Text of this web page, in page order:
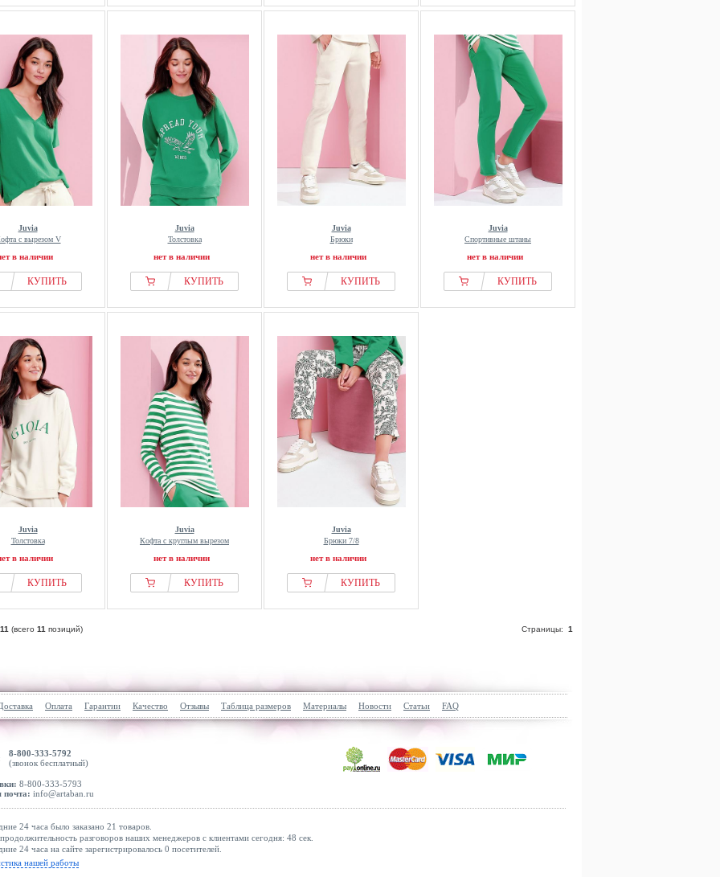
Juvia
с вырезом V
в наличии
КУПИТЬ
Juvia
Толстовка
нет в наличии
КУПИТЬ
Juvia
Брюки
нет в наличии
КУПИТЬ
Juvia
Спортивные штаны
нет в наличии
КУПИТЬ
Juvia
Толстовка
в наличии
КУПИТЬ
Juvia
Кофта с круглым вырезом
нет в наличии
КУПИТЬ
Juvia
Брюки 7/8
нет в наличии
КУПИТЬ
11 (всего 11 позиций) Страницы: 1
Оплата Гарантии Качество Отзывы Таблица размеров Материалы Новости Статьи FAQ
8-800-333-5792
(звонок бесплатный)
8-800-333-5793
почта: info@artaban.ru
24 часа было заказано 21 товаров.
разговоров наших менеджеров с клиентами сегодня: 48 сек.
24 часа на сайте зарегистрировалось 0 посетителей.
нашей работы